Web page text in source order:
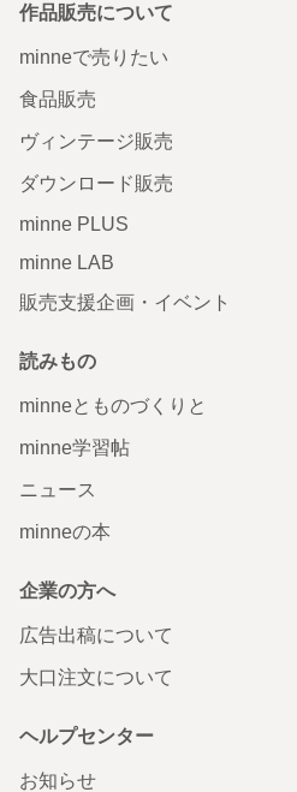
作品販売について
minneで売りたい
食品販売
ヴィンテージ販売
ダウンロード販売
minne PLUS
minne LAB
販売支援企画・イベント
読みもの
minneとものづくりと
minne学習帖
ニュース
minneの本
企業の方へ
広告出稿について
大口注文について
ヘルプセンター
お知らせ